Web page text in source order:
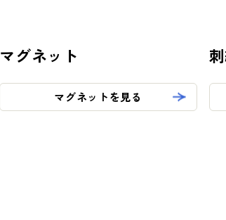
マグネット
マグネットを見る